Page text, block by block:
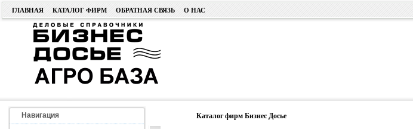
ГЛАВНАЯ КАТАЛОГ ФИРМ ОБРАТНАЯ СВЯЗЬ О НАС
Навигация Каталог фирм Бизнес Досье